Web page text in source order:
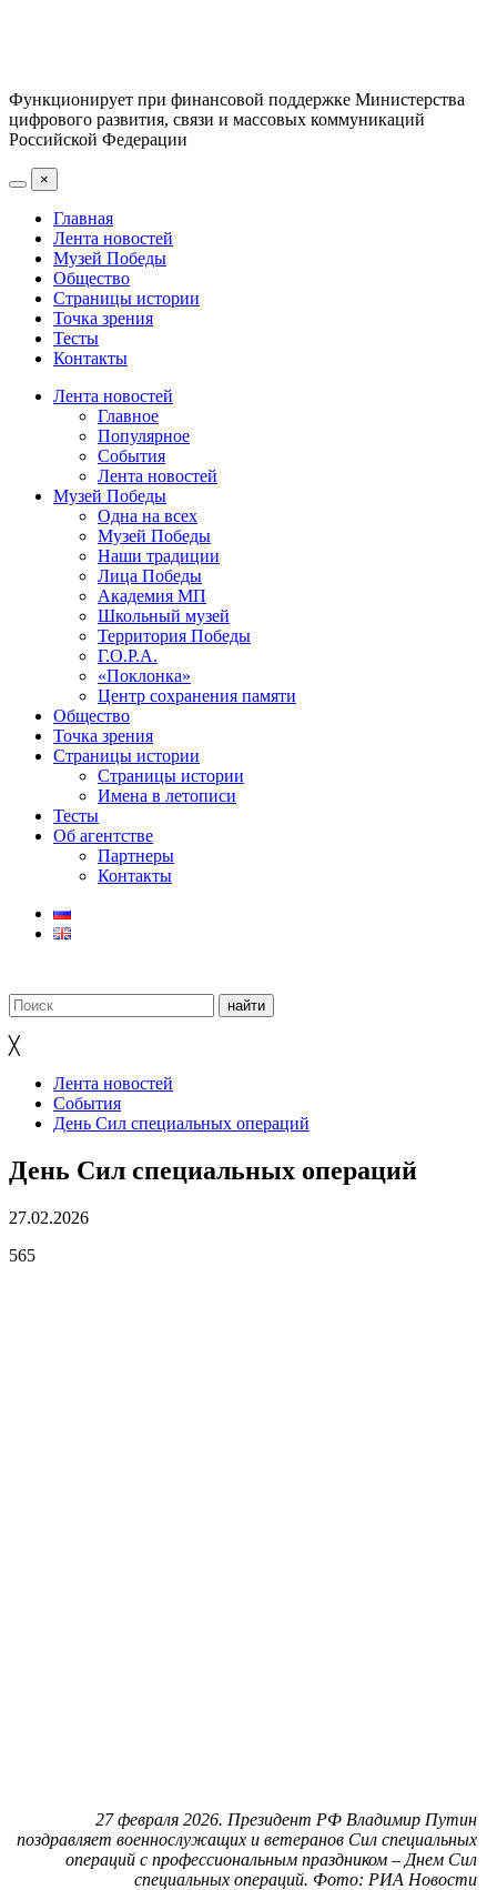
Функционирует при финансовой поддержке Министерства
цифрового развития, связи и массовых коммуникаций
Российской Федерации
×
Главная
Лента новостей
Музей Победы
Общество
Страницы истории
Точка зрения
Тесты
Контакты
Лента новостей
Главное
Популярное
События
Лента новостей
Музей Победы
Одна на всех
Музей Победы
Наши традиции
Лица Победы
Академия МП
Школьный музей
Территория Победы
Г.О.Р.А.
«Поклонка»
Центр сохранения памяти
Общество
Точка зрения
Страницы истории
Страницы истории
Имена в летописи
Тесты
Об агентстве
Партнеры
Контакты
╳
Лента новостей
События
День Сил специальных операций
День Сил специальных операций
27.02.2026
565
27 февраля 2026. Президент РФ Владимир Путин
поздравляет военнослужащих и ветеранов Сил специальных
операций с профессиональным праздником – Днем Сил
специальных операций. Фото: РИА Новости